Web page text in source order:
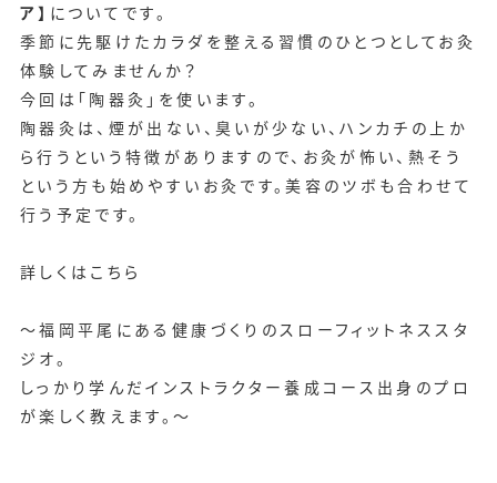
ア】 についてです。
季節に先駆けたカラダを整える習慣のひとつとしてお灸
体験してみませんか？
今回は「陶器灸」を使います。
陶器灸は、煙が出ない、臭いが少ない、ハンカチの上か
ら行うという特徴がありますので、お灸が怖い、熱そう
という方も始めやすいお灸です。美容のツボも合わせて
行う予定です。
詳しくはこちら
～福岡平尾にある健康づくりのスローフィットネススタ
ジオ。
しっかり学んだインストラクター養成コース出身のプロ
が楽しく教えます。～